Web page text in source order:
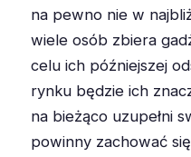
na pewno nie w
wiele osób zbiera
celu ich późniejszej
rynku będzie ich
na bieżąco uzupełni
powinny zachować